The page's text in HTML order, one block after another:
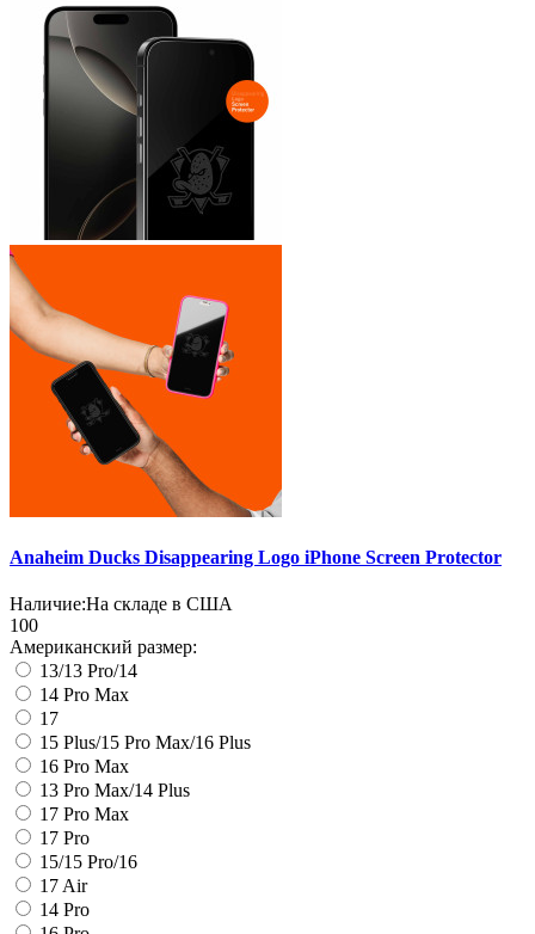
Anaheim Ducks Disappearing Logo iPhone Screen Protector
Наличие:На складе в США
100
Американский размер:
13/13 Pro/14
14 Pro Max
17
15 Plus/15 Pro Max/16 Plus
16 Pro Max
13 Pro Max/14 Plus
17 Pro Max
17 Pro
15/15 Pro/16
17 Air
14 Pro